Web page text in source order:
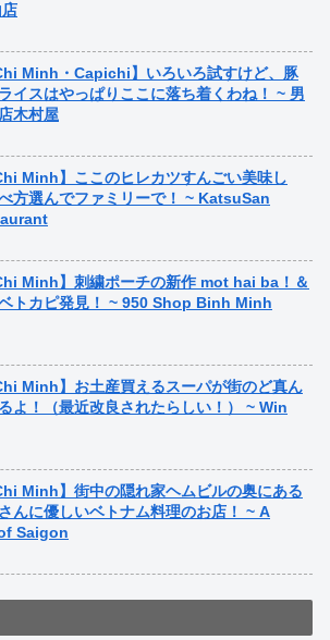
Minh・Capichi】いろいろ試すけど、豚
イスはやっぱりここに落ち着くわね！ ~ 男
木村屋
Minh】ここのヒレカツすんごい美味し
方選んでファミリーで！ ~ KatsuSan
Minh】刺繍ポーチの新作 mot hai ba！＆
トカピ発見！ ~ 950 Shop Binh Minh
Minh】お土産買えるスーパが街のど真ん
よ！（最近改良されたらしい！） ~ Win
Minh】街中の隠れ家ヘムビルの奥にある
んに優しいベトナム料理のお店！ ~ A
Saigon